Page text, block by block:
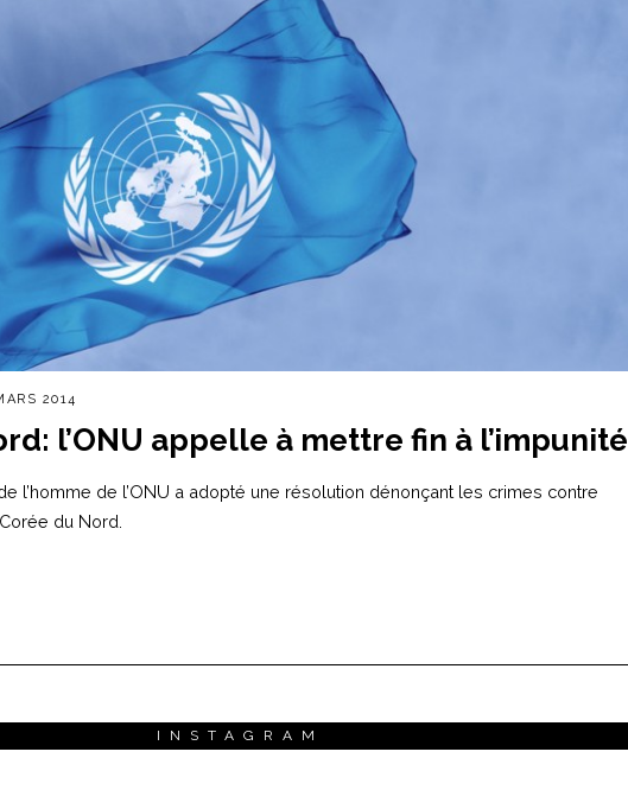
2014
l’ONU appelle à mettre fin à l’impunité
l’homme de l’ONU a adopté une résolution dénonçant les crimes contre
du Nord.
INSTAGRAM